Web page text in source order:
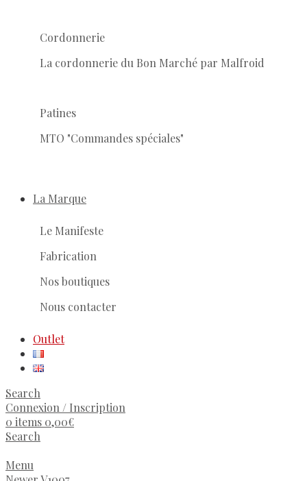
Cordonnerie
La cordonnerie du Bon Marché par Malfroid
Patines
MTO "Commandes spéciales"
La Marque
Le Manifeste
Fabrication
Nos boutiques
Nous contacter
Outlet
Search
Connexion / Inscription
0 items 0,00€
Search
Menu